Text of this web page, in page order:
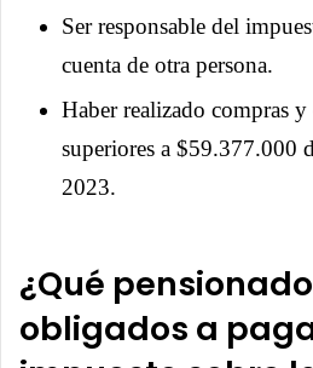
Ser responsable del
cuenta de otra persona.
Haber realizado compras
superiores a $59.377.000
2023.
¿Qué
obligados a